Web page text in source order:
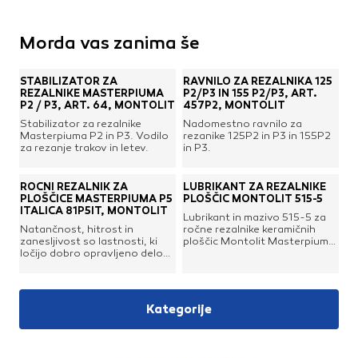
Morda vas zanima še
STABILIZATOR ZA
REZALNIKE MASTERPIUMA
P2 / P3, ART. 64, MONTOLIT
Stabilizator za rezalnike
Masterpiuma P2 in P3. Vodilo
za rezanje trakov in letev.
RAVNILO ZA REZALNIKA 125
P2/P3 IN 155 P2/P3, ART.
457P2, MONTOLIT
Nadomestno ravnilo za
rezanike 125P2 in P3 in 155P2
in P3.
ROČNI REZALNIK ZA
PLOŠČICE MASTERPIUMA P5
ITALICA 81P5IT, MONTOLIT
Natančnost, hitrost in
zanesljivost so lastnosti, ki
ločijo dobro opravljeno delo
Masterpiuma P5 »Italica« –
nadgrajena različica enega
najbolj cenjenih ročnih
LUBRIKANT ZA REZALNIKE
PLOŠČIC MONTOLIT 515-5
Lubrikant in mazivo 515-5 za
ročne rezalnike keramičnih
ploščic Montolit Masterpiuma.
podmazan.V pakiranju 5
ampul.
Kategorije